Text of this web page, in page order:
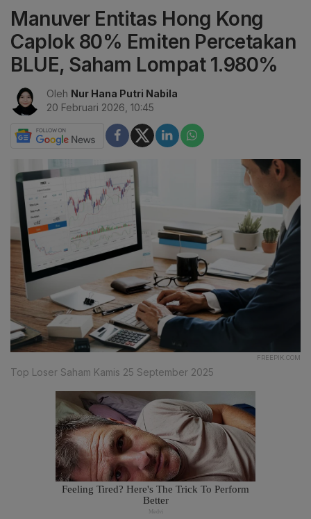
Manuver Entitas Hong Kong
Caplok 80% Emiten Percetakan
BLUE, Saham Lompat 1.980%
Oleh Nur Hana Putri Nabila
20 Februari 2026, 10:45
FREEPIK.COM
Top Loser Saham Kamis 25 September 2025